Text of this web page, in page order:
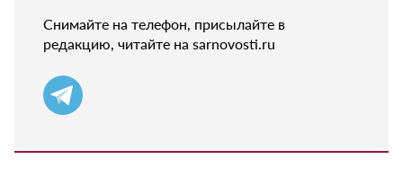
Снимайте на телефон, присылайте в
редакцию, читайте на sarnovosti.ru